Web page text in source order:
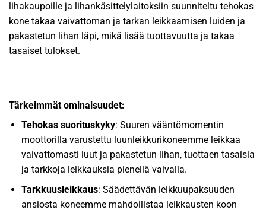
lihakaupoille ja lihankäsittelylaitoksiin suunniteltu tehokas
kone takaa vaivattoman ja tarkan leikkaamisen luiden ja
pakastetun lihan läpi, mikä lisää tuottavuutta ja takaa
tasaiset tulokset.
Tärkeimmät ominaisuudet:
Tehokas suorituskyky: Suuren vääntömomentin
moottorilla varustettu luunleikkurikoneemme leikkaa
vaivattomasti luut ja pakastetun lihan, tuottaen tasaisia
ja tarkkoja leikkauksia pienellä vaivalla.
Tarkkuusleikkaus: Säädettävän leikkuupaksuuden
ansiosta koneemme mahdollistaa leikkausten koon